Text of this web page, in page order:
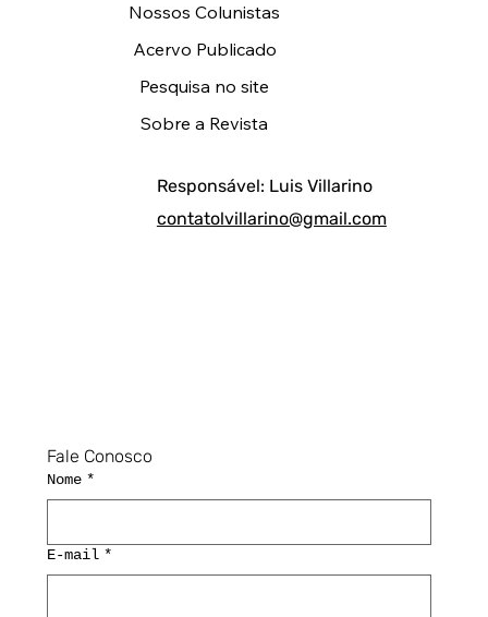
Fale Conosco
Nome *
E-mail *
Responsável: Luis Villarino
contatolvillarino@gmail.com
Nossos Colunistas
Acervo Publicado
Pesquisa no site
Sobre a Revista